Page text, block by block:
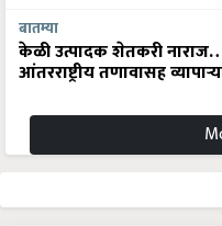
बातम्या
केळी उत्पादक शेतकरी
आंतरराष्ट्रीय तणावासह